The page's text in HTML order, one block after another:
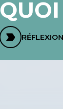
RÉFLEXION